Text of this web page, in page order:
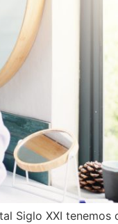
Siglo XXI tenemos